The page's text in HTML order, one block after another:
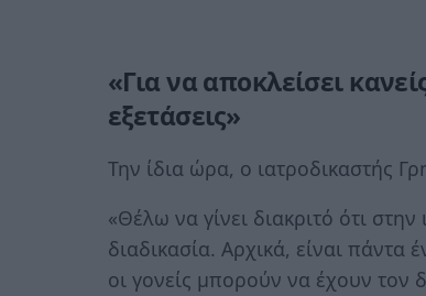
«Για να αποκλείσει
εξετάσεις»
Την ίδια ώρα, ο ιατροδικαστής
«Θέλω να γίνει διακριτό ότι
διαδικασία. Αρχικά, είναι πάντα
οι γονείς μπορούν να έχουν τον